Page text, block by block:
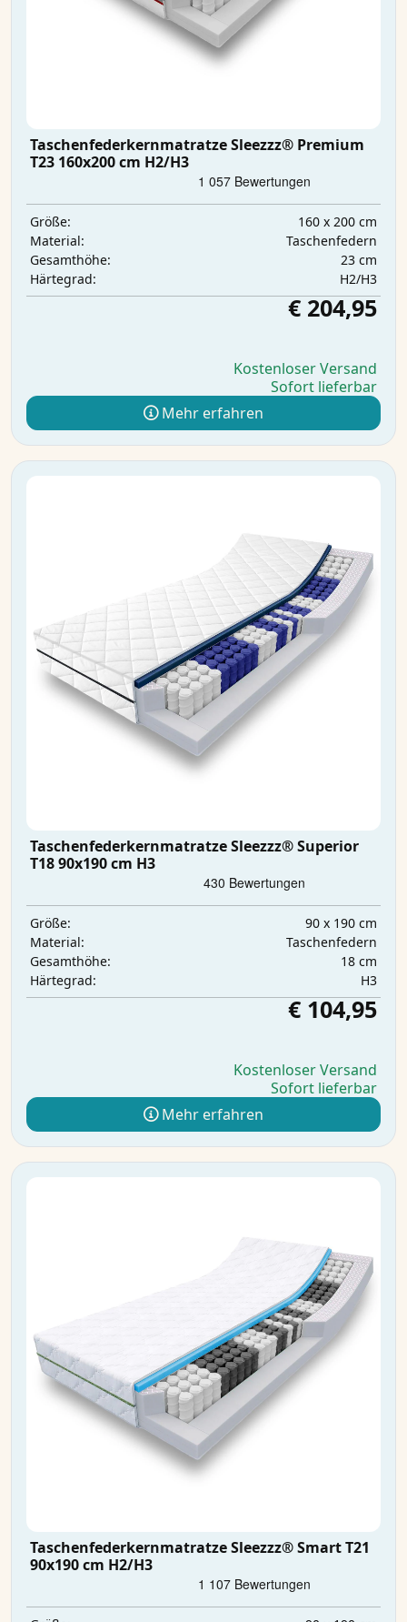
Taschenfederkernmatratze Sleezzz® Premium
T23 160x200 cm H2/H3
Größe:
160 x 200 cm
Material:
Taschenfedern
Gesamthöhe:
23 cm
Härtegrad:
H2/H3
€ 204,95
Kostenloser Versand
Sofort lieferbar
Mehr erfahren
Taschenfederkernmatratze Sleezzz® Superior
T18 90x190 cm H3
Größe:
90 x 190 cm
Material:
Taschenfedern
Gesamthöhe:
18 cm
Härtegrad:
H3
€ 104,95
Kostenloser Versand
Sofort lieferbar
Mehr erfahren
Taschenfederkernmatratze Sleezzz® Smart T21
90x190 cm H2/H3